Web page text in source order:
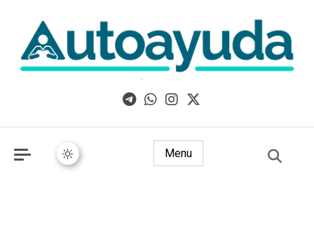
Menu